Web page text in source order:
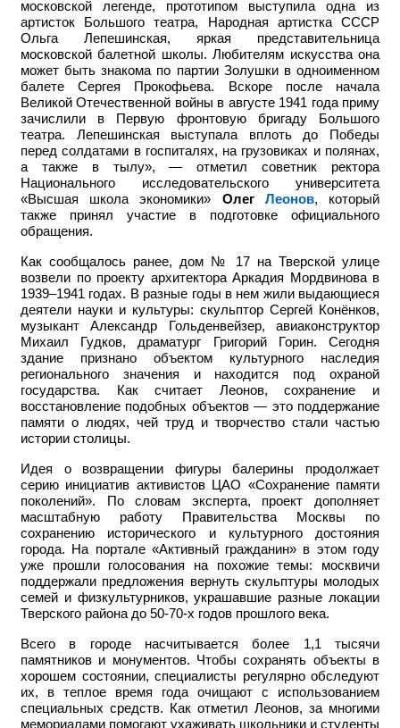
московской легенде, прототипом выступила одна из
артисток Большого театра, Народная артистка СССР
Ольга Лепешинская, яркая представительница
московской балетной школы. Любителям искусства она
может быть знакома по партии Золушки в одноименном
балете Сергея Прокофьева. Вскоре после начала
Великой Отечественной войны в августе 1941 года приму
зачислили в Первую фронтовую бригаду Большого
театра. Лепешинская выступала вплоть до Победы
перед солдатами в госпиталях, на грузовиках и полянах,
а также в тылу», — отметил советник ректора
Национального исследовательского университета
«Высшая школа экономики» Олег Леонов, который
также принял участие в подготовке официального
обращения.
Как сообщалось ранее, дом № 17 на Тверской улице
возвели по проекту архитектора Аркадия Мордвинова в
1939–1941 годах. В разные годы в нем жили выдающиеся
деятели науки и культуры: скульптор Сергей Конёнков,
музыкант Александр Гольденвейзер, авиаконструктор
Михаил Гудков, драматург Григорий Горин. Сегодня
здание признано объектом культурного наследия
регионального значения и находится под охраной
государства. Как считает Леонов, сохранение и
восстановление подобных объектов — это поддержание
памяти о людях, чей труд и творчество стали частью
истории столицы.
Идея о возвращении фигуры балерины продолжает
серию инициатив активистов ЦАО «Сохранение памяти
поколений». По словам эксперта, проект дополняет
масштабную работу Правительства Москвы по
сохранению исторического и культурного достояния
города. На портале «Активный гражданин» в этом году
уже прошли голосования на похожие темы: москвичи
поддержали предложения вернуть скульптуры молодых
семей и физкультурников, украшавшие разные локации
Тверского района до 50-70-х годов прошлого века.
Всего в городе насчитывается более 1,1 тысячи
памятников и монументов. Чтобы сохранять объекты в
хорошем состоянии, специалисты регулярно обследуют
их, в теплое время года очищают с использованием
специальных средств. Как отметил Леонов, за многими
мемориалами помогают ухаживать школьники и студенты